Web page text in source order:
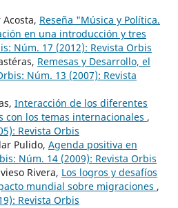
Acosta, Reseña "Música y Política.
en una introducción y tres
Núm. 17 (2012): Revista Orbis
Remesas y Desarrollo, el
Núm. 13 (2007): Revista
Interacción de los diferentes
con los temas internacionales ,
Revista Orbis
Pulido, Agenda positiva en
Núm. 14 (2009): Revista Orbis
Rivera, Los logros y desafíos
mundial sobre migraciones ,
Revista Orbis